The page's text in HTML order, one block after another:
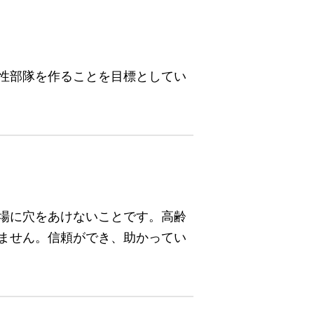
部隊を作ることを目標としてい
に穴をあけないことです。高齢
せん。信頼ができ、助かってい